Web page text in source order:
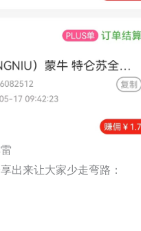
出来让大家少走弯路：